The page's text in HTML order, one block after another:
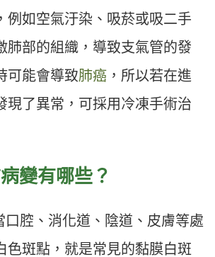
例如空氣汙染、吸菸或吸二手
肺部的組織，導致支氣管的發
可能會導致肺癌 ，所以若在進
現了異常，可採用冷凍手術治
變有哪些？
口腔、消化道、陰道、皮膚等處
色斑點，就是常見的黏膜白斑